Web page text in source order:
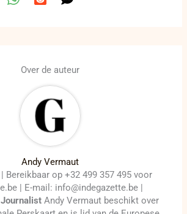
Over de auteur
Andy Vermaut
Bereikbaar op +32 499 357 495 voor
| E-mail: info@indegazette.be |
Andy Vermaut beschikt over